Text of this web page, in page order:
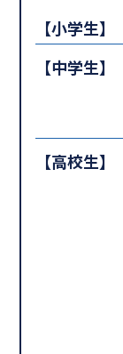
【小学生】
【中学生】
【高校生】